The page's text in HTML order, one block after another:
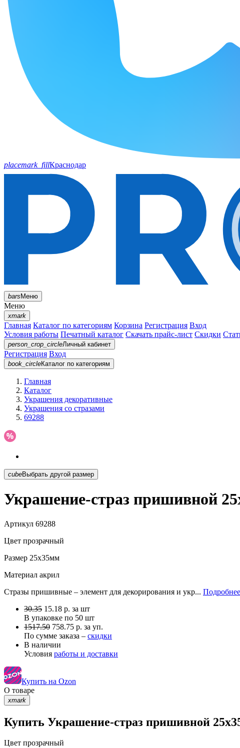
placemark_fillКраснодар
barsМеню
Меню
xmark
Главная Каталог по категориям Корзина Регистрация Вход
Условия работы Печатный каталог Скачать прайс-лист Скидки
person_crop_circleЛичный кабинет
Регистрация Вход
book_circleКаталог по категориям
Главная
Каталог
Украшения декоративные
Украшения со стразами
69288
cubeВыбрать другой размер
Украшение-страз пришивной
Артикул 69288
Цвет прозрачный
Размер 25х35мм
Материал акрил
Стразы пришивные – элемент для декорирования и укр...
30.35 15.18 р. за шт
В упаковке по 50 шт
1517.50 758.75 р. за уп.
По сумме заказа – скидки
В наличии
Условия работы и доставки
Купить на Ozon
О товаре
xmark
Купить Украшение-страз пришивной
Цвет прозрачный